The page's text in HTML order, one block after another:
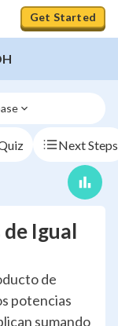
Get Started
Next Steps
Igual
de
potencias
sumando